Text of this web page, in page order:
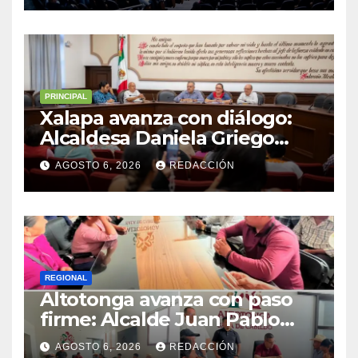
que enfrenten a la justicia
PRINCIPAL
Xalapa avanza con diálogo:
Alcaldesa Daniela Griego
Ceballos impulsa obras y
servicios para colonias del
municipio
AGOSTO 6, 2026 REDACCIÓN
REGIONAL
Altotonga avanza con paso
firme: Alcalde Juan Pablo
Becerra encabeza mesa de
AGOSTO 6, 2026 REDACCIÓN